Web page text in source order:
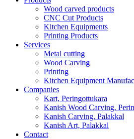
Wood carved products
CNC Cut Products
Kitchen Equipments
Printing Products
Services
Metal cutting
Wood Carving
Printing
Kitchen Equipment
Companies
Kart, Peringottukara
Kanish Wood Carving,
Kanish Carving, Palakkal
Kanish Art, Palakkal
Contact